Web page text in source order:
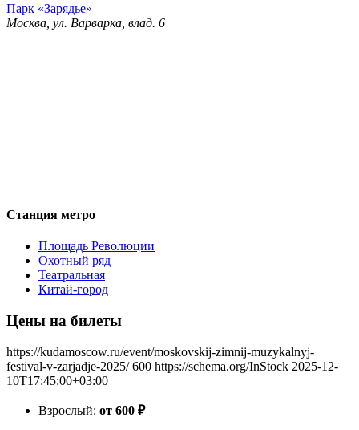
Парк «Зарядье»
Москва, ул. Варварка, влад. 6
Станция метро
Площадь Революции
Охотный ряд
Театральная
Китай-город
Цены на билеты
https://kudamoscow.ru/event/moskovskij-zimnij-muzykalnyj-
festival-v-zarjadje-2025/ 600 https://schema.org/InStock 2025-12-
10T17:45:00+03:00
Взрослый: от 600 ₽